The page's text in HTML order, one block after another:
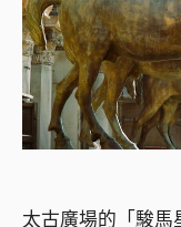
太古廣場的「駿馬